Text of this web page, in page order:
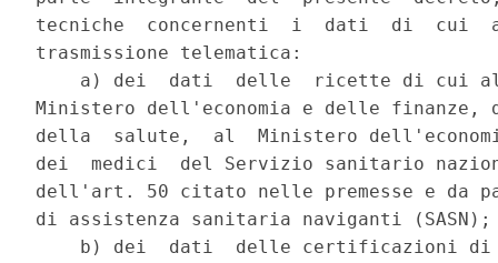
tecniche  concernenti  i  dati  di  cui
trasmissione telematica:
a) dei  dati  delle  ricette di cui
Ministero dell'economia e delle
della  salute,  al  Ministero
dei  medici  del Servizio sanitario
dell'art. 50 citato nelle premesse e da
di assistenza sanitaria naviganti (SASN);
b) dei  dati  delle certificazioni